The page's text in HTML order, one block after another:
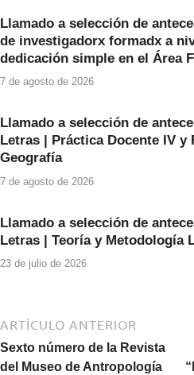
o
o
k
p
p
Llamado a selección de
de investigadorx formadx a
dedicación simple en el Área
7 de agosto de 2026
Llamado a selección de
Letras | Práctica Docente IV y
Geografía
7 de agosto de 2026
Llamado a selección de
Letras | Teoría y Metodología
23 de julio de 2026
ARTÍCULO ANTERIOR
Sexto número de la Revista
del Museo de Antropología